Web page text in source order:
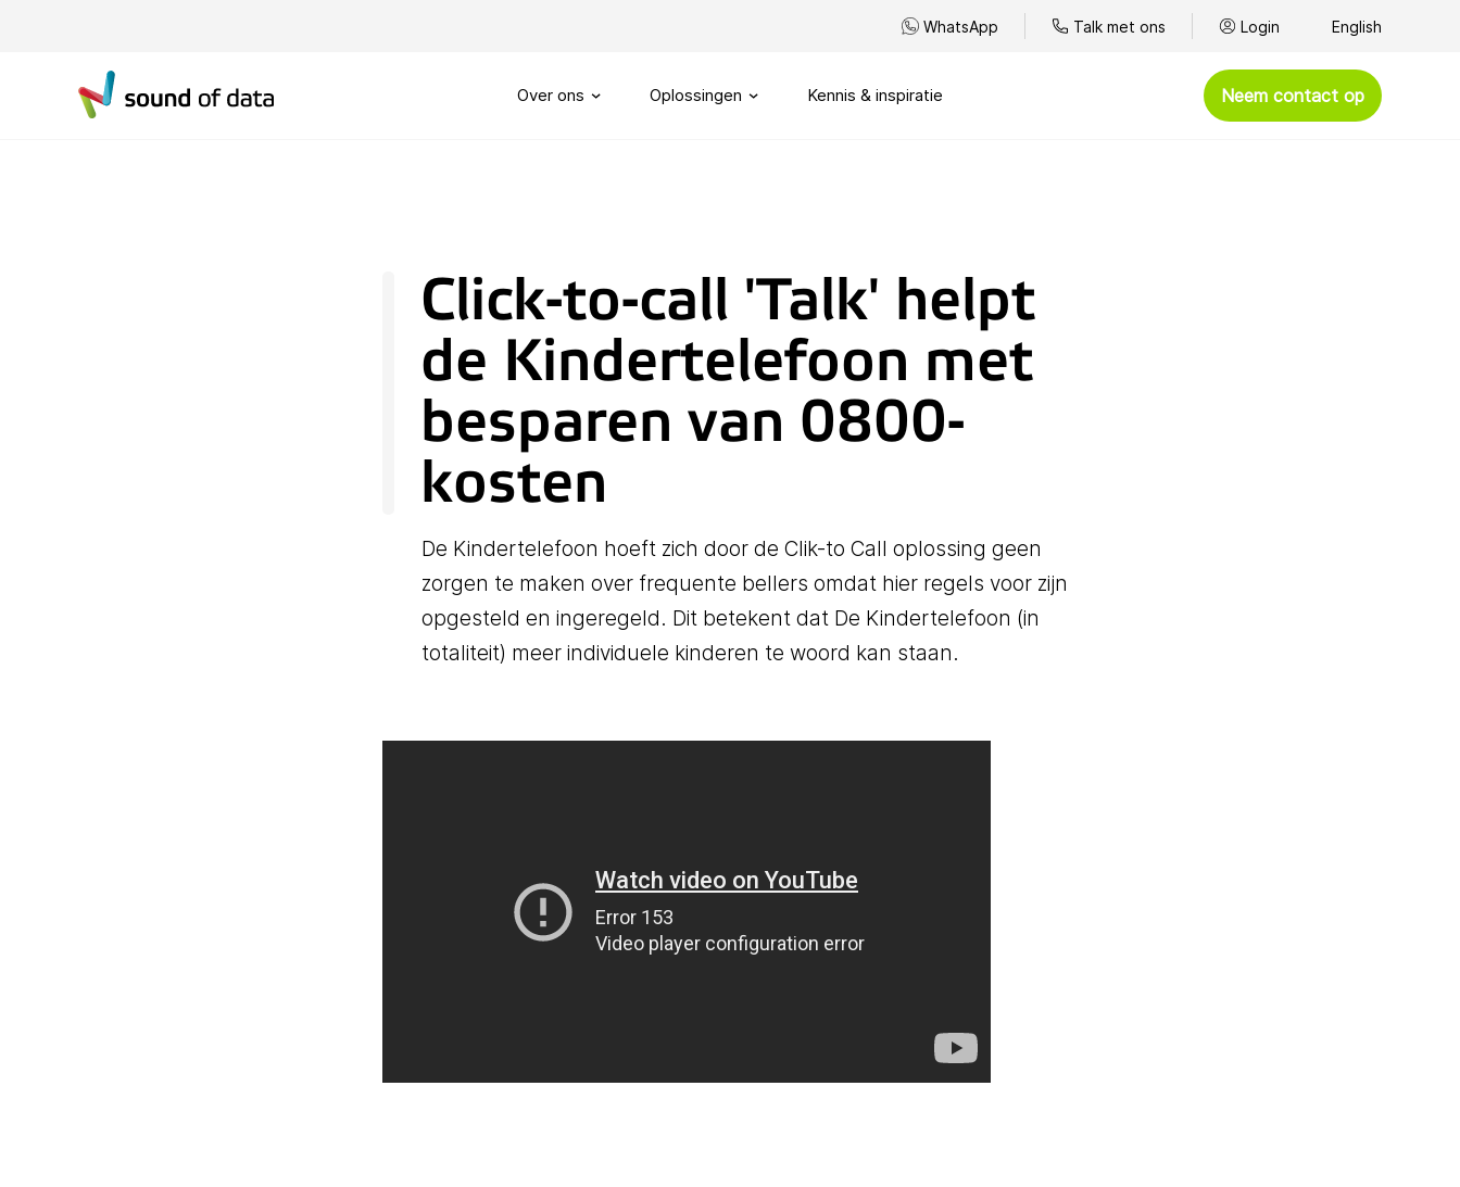
WhatsApp Talk met ons Login English
Over ons
Onze partners
Oplossingen
My Sound of Data portal
Servicenummers
Kennis & inspiratie Neem contact op
Click-to-call 'Talk' helpt
de Kindertelefoon met
besparen van 0800-
kosten
De Kindertelefoon hoeft zich door de Clik-to Call oplossing geen
zorgen te maken over frequente bellers omdat hier regels voor zijn
opgesteld en ingeregeld. Dit betekent dat De Kindertelefoon (in
totaliteit) meer individuele kinderen te woord kan staan.